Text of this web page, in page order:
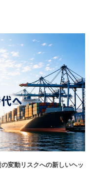
変動リスクへの新しいヘッ